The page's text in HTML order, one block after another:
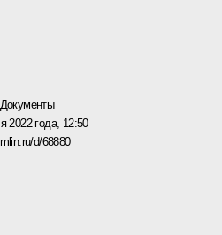
Документы
2022 года, 12:50
d/68880